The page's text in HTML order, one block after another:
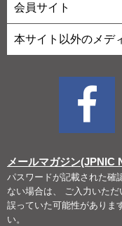
会員サイト
本サイト以外のメデ
メールマガジン(JPNIC
パスワードが記載された確
ない場合は、 ご入力いた
誤っていた可能性がありま
い。